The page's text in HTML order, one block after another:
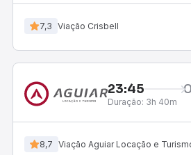
7,3 Viação Crisbell
23:45
Duração: 3h 40m
8,7 Viação Aguiar Locação e